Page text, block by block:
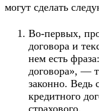
могут сделать
Во-первых,
договора и
нем есть
договора», —
законно. Ведь
кредитного
страхового.